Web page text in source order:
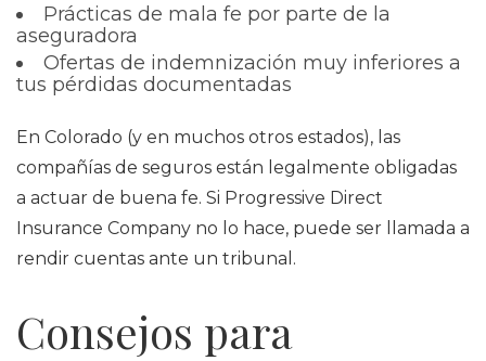
Prácticas de mala fe por parte de la
aseguradora
Ofertas de indemnización muy inferiores a
tus pérdidas documentadas
En Colorado (y en muchos otros estados), las
compañías de seguros están legalmente obligadas
a actuar de buena fe. Si Progressive Direct
Insurance Company no lo hace, puede ser llamada a
rendir cuentas ante un tribunal.
Consejos para